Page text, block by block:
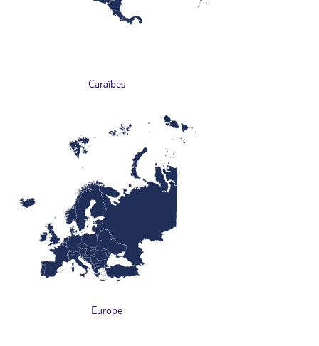
Caraïbes
Europe